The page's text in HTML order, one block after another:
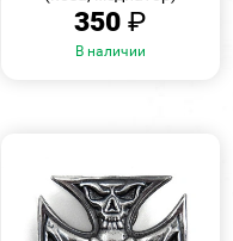
350₽
В наличии